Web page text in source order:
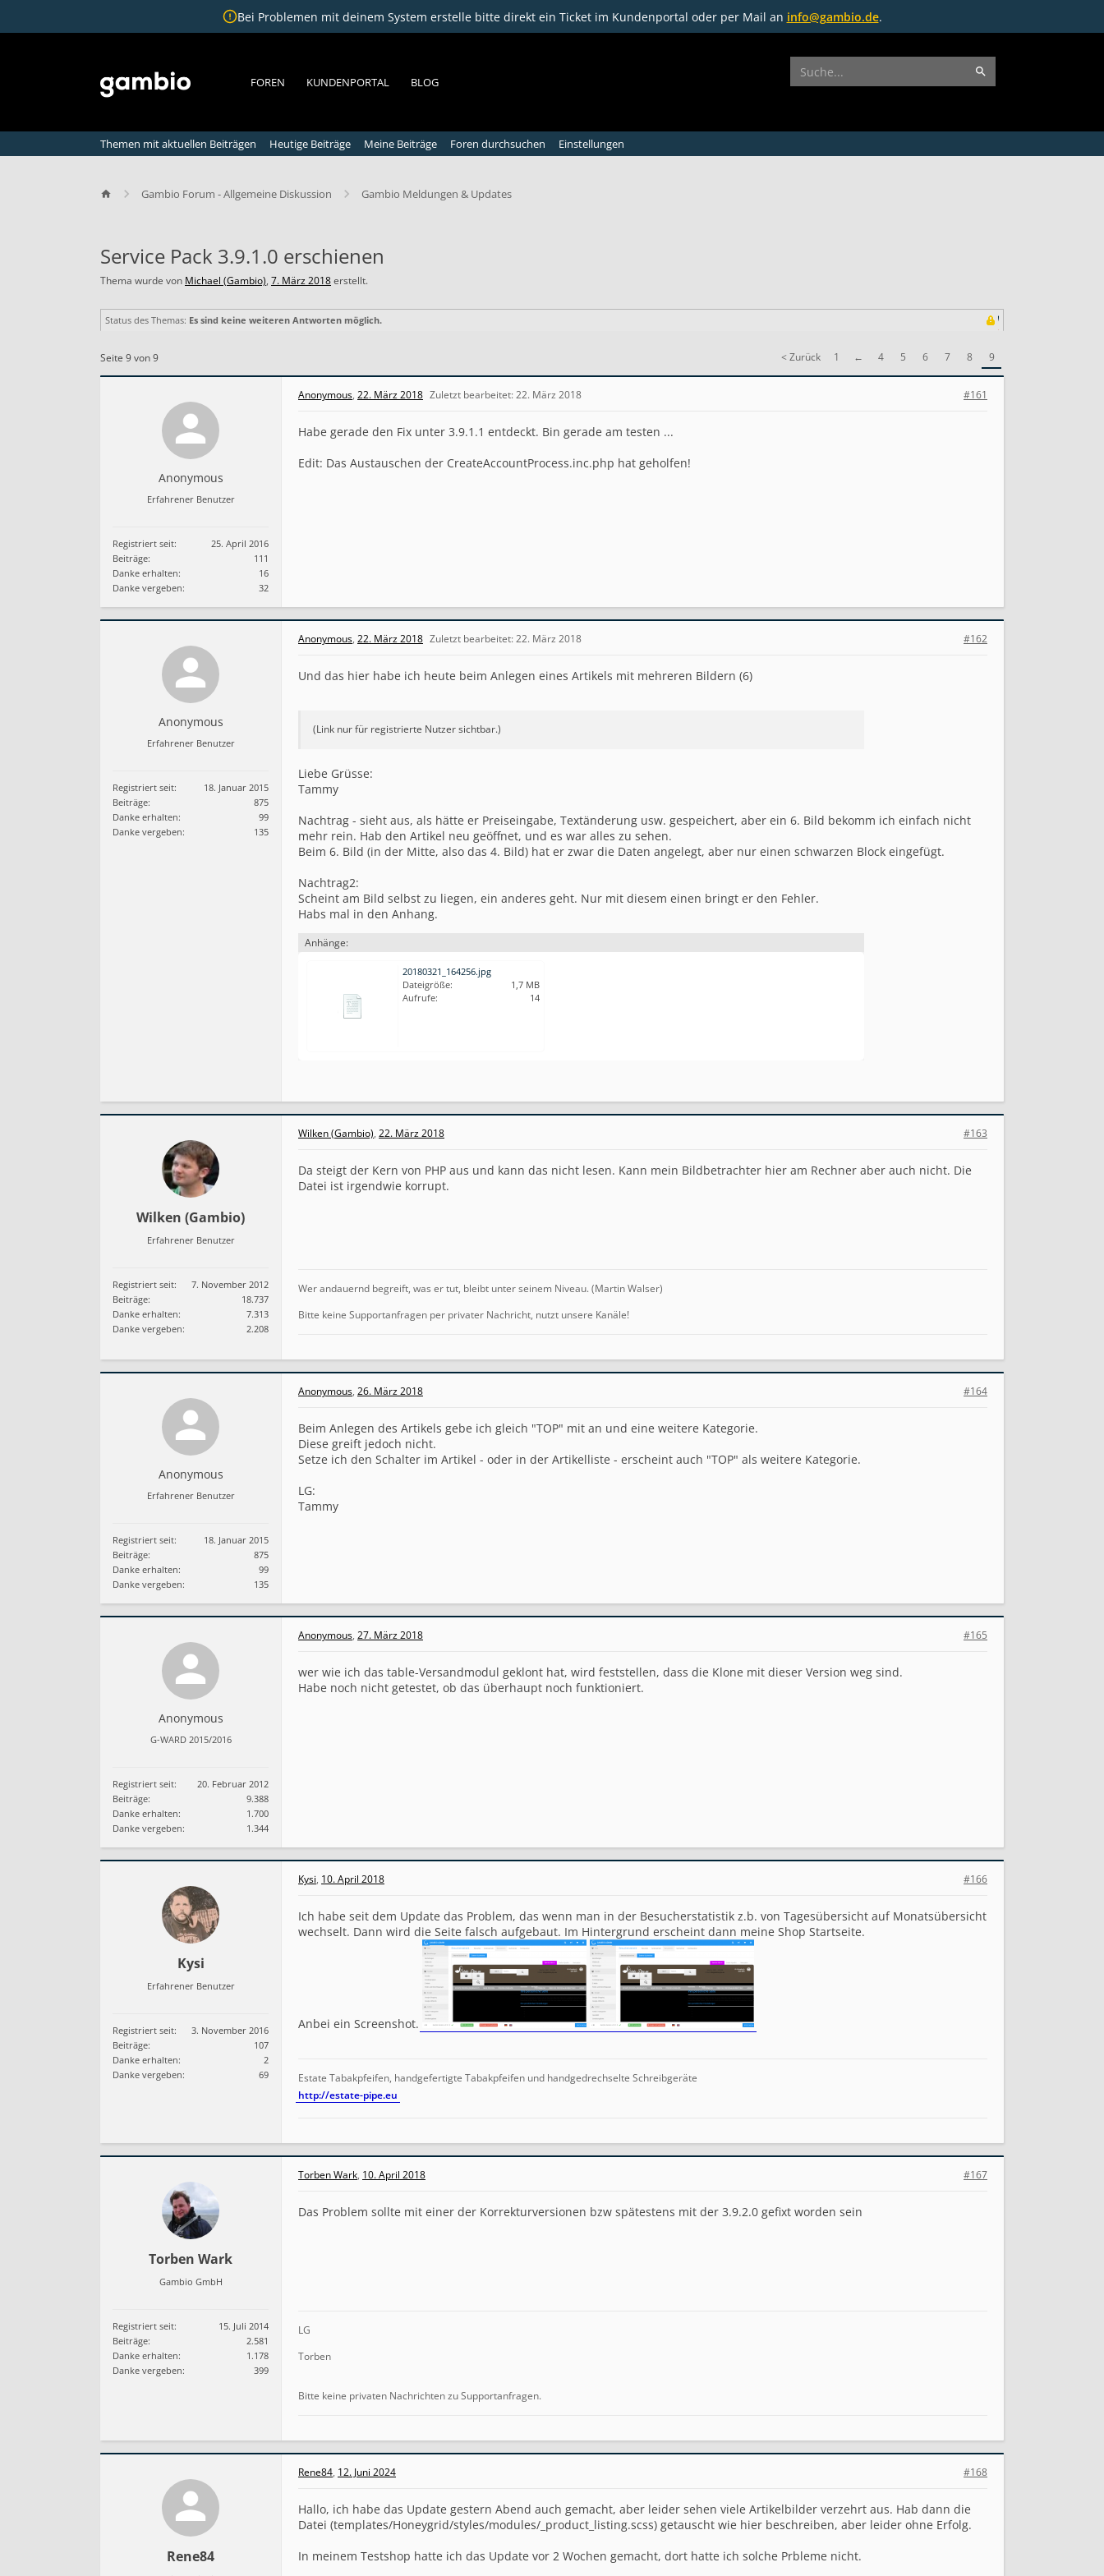
Bei Problemen mit deinem System erstelle bitte direkt ein Ticket im Kundenportal oder per Mail an info@gambio.de.
FOREN
Themen mit aktuellen Beiträgen Heutige Beiträge Meine Beiträge Foren durchsuchen Einstellungen
KUNDENPORTAL BLOG
Gambio Forum - Allgemeine Diskussion Gambio Meldungen & Updates
Service Pack 3.9.1.0 erschienen
Thema wurde von Michael (Gambio), 7. März 2018erstellt.
S
e
r
i
c
Status des Themas: Es sind keine weiteren Antworten möglich.
Seite 9 von 9 < Zurück 1 ← 4 5 6 7 8 9
Anonymous
Erfahrener Benutzer
Registriert seit:
25. April 2016
Beiträge:
111
Danke erhalten:
16
Danke vergeben:
32
#161
Anonymous, 22. März 2018 Zuletzt bearbeitet:22. März 2018
Habe gerade den Fix unter 3.9.1.1 entdeckt. Bin gerade am testen ...
Edit: Das Austauschen der CreateAccountProcess.inc.php hat geholfen!
Anonymous
Erfahrener Benutzer
Registriert seit:
18. Januar 2015
Beiträge:
875
Danke erhalten:
99
Danke vergeben:
135
#162
Anonymous, 22. März 2018 Zuletzt bearbeitet:22. März 2018
Und das hier habe ich heute beim Anlegen eines Artikels mit mehreren Bildern (6)
(Link nur für registrierte Nutzer sichtbar.)
Liebe Grüsse:
Tammy
Nachtrag - sieht aus, als hätte er Preiseingabe, Textänderung usw. gespeichert, aber ein 6. Bild bekomm ich einfach nicht
mehr rein. Hab den Artikel neu geöffnet, und es war alles zu sehen.
Beim 6. Bild (in der Mitte, also das 4. Bild) hat er zwar die Daten angelegt, aber nur einen schwarzen Block eingefügt.
Nachtrag2:
Scheint am Bild selbst zu liegen, ein anderes geht. Nur mit diesem einen bringt er den Fehler.
Habs mal in den Anhang.
Anhänge:
20180321_164256.jpg
Dateigröße:
1,7 MB
Aufrufe:
14
Wilken (Gambio)
Erfahrener Benutzer
Registriert seit:
7. November 2012
Beiträge:
18.737
Danke erhalten:
7.313
Danke vergeben:
2.208
#163
Wilken (Gambio), 22. März 2018
Da steigt der Kern von PHP aus und kann das nicht lesen. Kann mein Bildbetrachter hier am Rechner aber auch nicht. Die
Datei ist irgendwie korrupt.
Wer andauernd begreift, was er tut, bleibt unter seinem Niveau. (Martin Walser)
Bitte keine Supportanfragen per privater Nachricht, nutzt unsere Kanäle!
Anonymous
Erfahrener Benutzer
Registriert seit:
18. Januar 2015
Beiträge:
875
Danke erhalten:
99
Danke vergeben:
135
#164
Anonymous, 26. März 2018
Beim Anlegen des Artikels gebe ich gleich "TOP" mit an und eine weitere Kategorie.
Diese greift jedoch nicht.
Setze ich den Schalter im Artikel - oder in der Artikelliste - erscheint auch "TOP" als weitere Kategorie.
LG:
Tammy
Anonymous
G-WARD 2015/2016
Registriert seit:
20. Februar 2012
Beiträge:
9.388
Danke erhalten:
1.700
Danke vergeben:
1.344
#165
Anonymous, 27. März 2018
wer wie ich das table-Versandmodul geklont hat, wird feststellen, dass die Klone mit dieser Version weg sind.
Habe noch nicht getestet, ob das überhaupt noch funktioniert.
Kysi
Erfahrener Benutzer
Registriert seit:
3. November 2016
Beiträge:
107
Danke erhalten:
2
Danke vergeben:
69
#166
Kysi, 10. April 2018
Ich habe seit dem Update das Problem, das wenn man in der Besucherstatistik z.b. von Tagesübersicht auf Monatsübersicht
wechselt. Dann wird die Seite falsch aufgebaut. Im Hintergrund erscheint dann meine Shop Startseite.
Anbei ein Screenshot.
Estate Tabakpfeifen, handgefertigte Tabakpfeifen und handgedrechselte Schreibgeräte
http://estate-pipe.eu
Torben Wark
Gambio GmbH
Registriert seit:
15. Juli 2014
Beiträge:
2.581
Danke erhalten:
1.178
Danke vergeben:
399
#167
Torben Wark, 10. April 2018
Das Problem sollte mit einer der Korrekturversionen bzw spätestens mit der 3.9.2.0 gefixt worden sein
LG
Torben
Bitte keine privaten Nachrichten zu Supportanfragen.
Rene84
#168
Rene84, 12. Juni 2024
Hallo, ich habe das Update gestern Abend auch gemacht, aber leider sehen viele Artikelbilder verzehrt aus. Hab dann die
Datei (templates/Honeygrid/styles/modules/_product_listing.scss) getauscht wie hier beschreiben, aber leider ohne Erfolg.
In meinem Testshop hatte ich das Update vor 2 Wochen gemacht, dort hatte ich solche Prbleme nicht.